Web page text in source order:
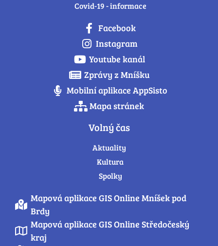
Covid-19 - informace
Facebook
Instagram
Youtube kanál
Zprávy z Mníšku
Mobilní aplikace AppSisto
Mapa stránek
Volný čas
Aktuality
Kultura
Spolky
Mapová aplikace GIS Online Mníšek pod
Brdy
Mapová aplikace GIS Online Středočeský
kraj